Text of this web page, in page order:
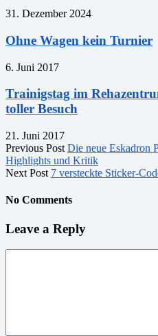
31. Dezember 2024
Ohne Wagen kein Turnier
6. Juni 2017
Trainigstag im
toller Besuch
21. Juni 2017
Previous Post Die neue Eskadron
Highlights und Kritik
Next Post 7 versteckte Sticker-
No Comments
Leave a Reply